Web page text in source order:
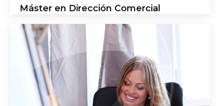
Máster en Dirección Comercial